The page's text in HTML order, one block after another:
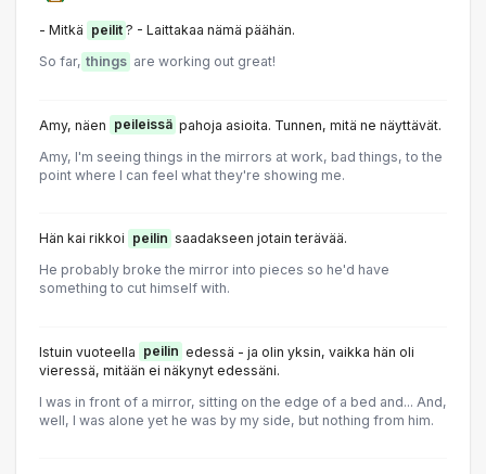
- Mitkä peilit ? - Laittakaa nämä päähän.
So far, things are working out great!
Amy, näen peileissä pahoja asioita. Tunnen, mitä ne näyttävät.
Amy, I'm seeing things in the mirrors at work, bad things, to the
point where I can feel what they're showing me.
Hän kai rikkoi peilin saadakseen jotain terävää.
He probably broke the mirror into pieces so he'd have
something to cut himself with.
Istuin vuoteella peilin edessä - ja olin yksin, vaikka hän oli
vieressä, mitään ei näkynyt edessäni.
I was in front of a mirror, sitting on the edge of a bed and... And,
well, I was alone yet he was by my side, but nothing from him.